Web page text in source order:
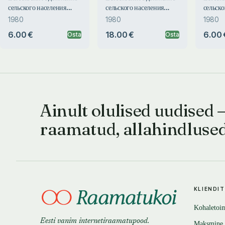
сельского населения
Эстонии (1650-1799).
dviženije selskogo
1980
6.00 € Osta
сельского населения
Эстонии (1650-1799).
dviženije selskogo
1980
18.00 € Osta
1980
6.00
Ainult olulised uudised
raamatud,
Eesti vanim internetiraamatupood.